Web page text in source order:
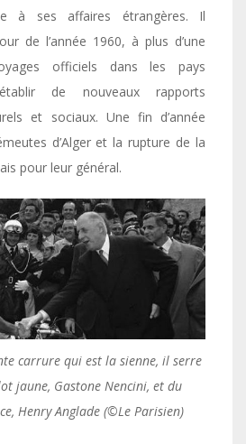
à ses affaires étrangères. Il
de l’année 1960, à plus d’une
officiels dans les pays
de nouveaux rapports
et sociaux. Une fin d’année
d’Alger et la rupture de la
pour leur général.
carrure qui est la sienne, il serre
jaune, Gastone Nencini, et du
Henry Anglade (©Le Parisien)